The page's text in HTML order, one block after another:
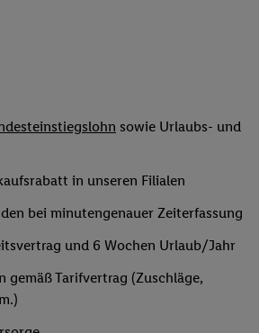
sowie Urlaubs- und
in unseren Filialen
bei minutengenauer Zeiterfassung
und 6 Wochen Urlaub/Jahr
gemäß Tarifvertrag (Zuschläge,